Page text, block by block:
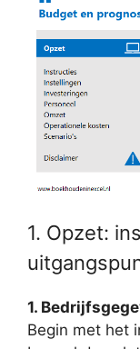
1. Opzet:
1.
Begin met het